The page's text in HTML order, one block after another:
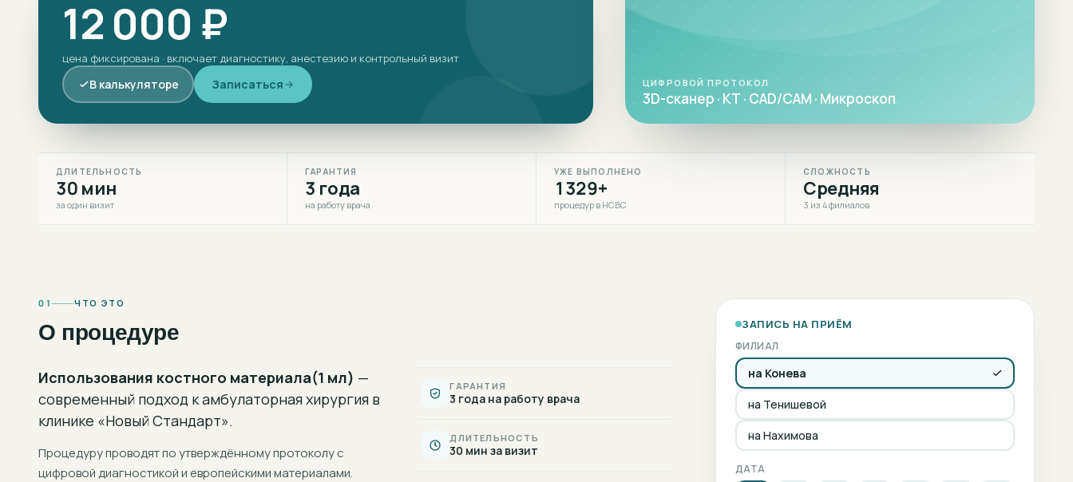
12 000 ₽
цена фиксирована · включает диагностику, анестезию и контрольный визит
В калькуляторе Записаться ЦИФРОВОЙ ПРОТОКОЛ
3D-сканер · КТ · CAD/CAM · Микроскоп
ДЛИТЕЛЬНОСТЬ
30 мин
за один визит
ГАРАНТИЯ
3 года
на работу врача
УЖЕ ВЫПОЛНЕНО
1329+
процедур в НСВС
СЛОЖНОСТЬ
Средняя
3 из 4 филиалов
01 ЧТО ЭТО
О процедуре
Использования костного материала(1 мл) —
современный подход камбулаторная хирургия в
клинике «Новый Стандарт».
Процедуру проводят по утверждённому протоколу с
цифровой диагностикой и европейскими материалами.
ГАРАНТИЯ
3 года на работу врача
ДЛИТЕЛЬНОСТЬ
30 мин за визит
ЗАПИСЬ НА ПРИЁМ
ФИЛИАЛ
на Конева
на Тенишевой
на Нахимова
ДАТА